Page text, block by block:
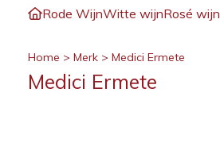
Rode WijnWitte wijnRosé wijn
Home > Merk > Medici Ermete
Medici Ermete